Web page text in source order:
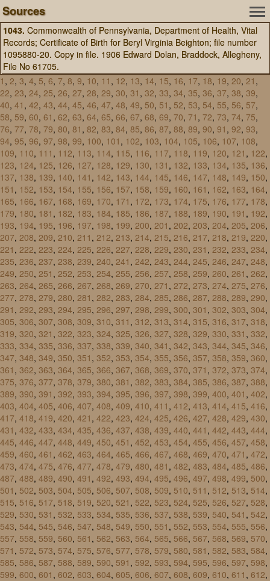
Sources
1043. Commonwealth of Pennsylvania, Department of Health, Vital
Records; Certificate of Birth for Beryl Virginia Beighton; file number
1095880-20. Copy in file. 1906 Edward Dolan, Braddock, Allegheny,
File No 61705.
1 , 2, 3, 4, 5, 6, 7, 8, 9, 10, 11 , 12, 13, 14, 15, 16, 17, 18, 19, 20, 21 ,
22, 23, 24, 25, 26, 27, 28, 29, 30, 31 , 32, 33, 34, 35, 36, 37, 38, 39,
40, 41 , 42, 43, 44, 45, 46, 47, 48, 49, 50, 51 , 52, 53, 54, 55, 56, 57,
58, 59, 60, 61 , 62, 63, 64, 65, 66, 67, 68, 69, 70, 71 , 72, 73, 74, 75,
76, 77, 78, 79, 80, 81 , 82, 83, 84, 85, 86, 87, 88, 89, 90, 91 , 92, 93,
94, 95, 96, 97, 98, 99, 100, 101 , 102, 103, 104, 105, 106, 107, 108,
109, 110, 111 , 112, 113, 114, 115, 116, 117, 118, 119, 120, 121 , 122,
123, 124, 125, 126, 127, 128, 129, 130, 131 , 132, 133, 134, 135, 136,
137, 138, 139, 140, 141 , 142, 143, 144, 145, 146, 147, 148, 149, 150,
151 , 152, 153, 154, 155, 156, 157, 158, 159, 160, 161 , 162, 163, 164,
165, 166, 167, 168, 169, 170, 171 , 172, 173, 174, 175, 176, 177, 178,
179, 180, 181 , 182, 183, 184, 185, 186, 187, 188, 189, 190, 191 , 192,
193, 194, 195, 196, 197, 198, 199, 200, 201 , 202, 203, 204, 205, 206,
207, 208, 209, 210, 211 , 212, 213, 214, 215, 216, 217, 218, 219, 220,
221 , 222, 223, 224, 225, 226, 227, 228, 229, 230, 231 , 232, 233, 234,
235, 236, 237, 238, 239, 240, 241 , 242, 243, 244, 245, 246, 247, 248,
249, 250, 251 , 252, 253, 254, 255, 256, 257, 258, 259, 260, 261 , 262,
263, 264, 265, 266, 267, 268, 269, 270, 271 , 272, 273, 274, 275, 276,
277, 278, 279, 280, 281 , 282, 283, 284, 285, 286, 287, 288, 289, 290,
291 , 292, 293, 294, 295, 296, 297, 298, 299, 300, 301 , 302, 303, 304,
305, 306, 307, 308, 309, 310, 311 , 312, 313, 314, 315, 316, 317, 318,
319, 320, 321 , 322, 323, 324, 325, 326, 327, 328, 329, 330, 331 , 332,
333, 334, 335, 336, 337, 338, 339, 340, 341 , 342, 343, 344, 345, 346,
347, 348, 349, 350, 351 , 352, 353, 354, 355, 356, 357, 358, 359, 360,
361 , 362, 363, 364, 365, 366, 367, 368, 369, 370, 371 , 372, 373, 374,
375, 376, 377, 378, 379, 380, 381 , 382, 383, 384, 385, 386, 387, 388,
389, 390, 391 , 392, 393, 394, 395, 396, 397, 398, 399, 400, 401 , 402,
403, 404, 405, 406, 407, 408, 409, 410, 411 , 412, 413, 414, 415, 416,
417, 418, 419, 420, 421 , 422, 423, 424, 425, 426, 427, 428, 429, 430,
431 , 432, 433, 434, 435, 436, 437, 438, 439, 440, 441 , 442, 443, 444,
445, 446, 447, 448, 449, 450, 451 , 452, 453, 454, 455, 456, 457, 458,
459, 460, 461 , 462, 463, 464, 465, 466, 467, 468, 469, 470, 471 , 472,
473, 474, 475, 476, 477, 478, 479, 480, 481 , 482, 483, 484, 485, 486,
487, 488, 489, 490, 491 , 492, 493, 494, 495, 496, 497, 498, 499, 500,
501 , 502, 503, 504, 505, 506, 507, 508, 509, 510, 511 , 512, 513, 514,
515, 516, 517, 518, 519, 520, 521 , 522, 523, 524, 525, 526, 527, 528,
529, 530, 531 , 532, 533, 534, 535, 536, 537, 538, 539, 540, 541 , 542,
543, 544, 545, 546, 547, 548, 549, 550, 551 , 552, 553, 554, 555, 556,
557, 558, 559, 560, 561 , 562, 563, 564, 565, 566, 567, 568, 569, 570,
571 , 572, 573, 574, 575, 576, 577, 578, 579, 580, 581 , 582, 583, 584,
585, 586, 587, 588, 589, 590, 591 , 592, 593, 594, 595, 596, 597, 598,
599, 600, 601 , 602, 603, 604, 605, 606, 607, 608, 609, 610, 611 , 612,